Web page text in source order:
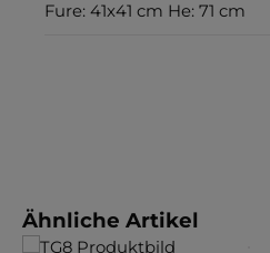
Fure: 41x41 cm He: 71 cm
Produktgalerie überspringen
Ähnliche Artikel